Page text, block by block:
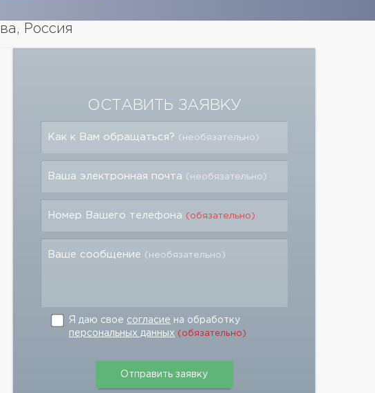
Россия
ОСТАВИТЬ ЗАЯВКУ
Как к Вам обращаться? (необязательно)
Ваша электронная почта (необязательно)
Номер Вашего телефона (обязательно)
Ваше сообщение (необязательно)
Я даю свое согласие на обработку
персональных данных (обязательно)